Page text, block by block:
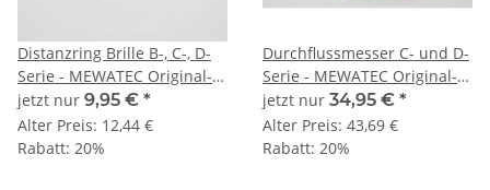
Distanzring Brille B-, C-, D-
Serie - MEWATEC Original-
Ersatzteil
jetzt nur 9,95 € *
Alter Preis: 12,44 €
Rabatt: 20%
Durchflussmesser C- und D-
Serie - MEWATEC Original-
Ersatzteil
jetzt nur 34,95 € *
Alter Preis: 43,69 €
Rabatt: 20%